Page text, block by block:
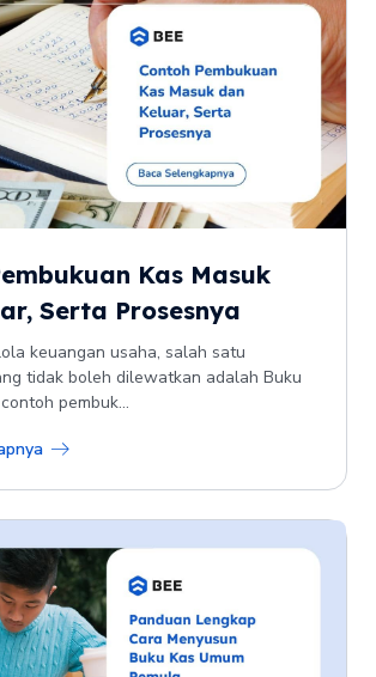
Kas Masuk
Serta Prosesnya
keuangan usaha, salah satu
tidak boleh dilewatkan adalah Buku
pembuk...